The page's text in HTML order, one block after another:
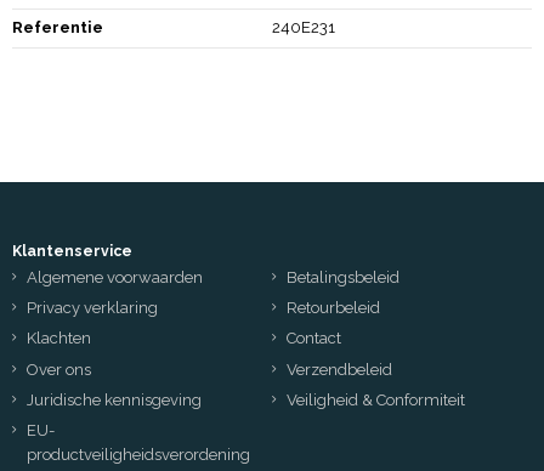
Referentie 240E231
Klantenservice
Algemene voorwaarden
Betalingsbeleid
Privacy verklaring
Retourbeleid
Klachten
Contact
Over ons
Verzendbeleid
Juridische kennisgeving
Veiligheid & Conformiteit
EU-
productveiligheidsverordening